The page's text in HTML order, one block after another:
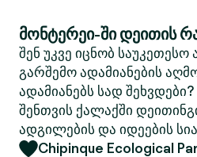
მონტერეი-ში დეითის
შენ უკვე იცნობ
გარშემო ადამიანების
ადამიანებს სად
შენთვის ქალაქში
ადგილების და იდეების
Chipinque Ecological